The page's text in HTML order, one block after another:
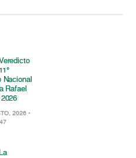
11°
Nacional
Rafael
2026 •
La